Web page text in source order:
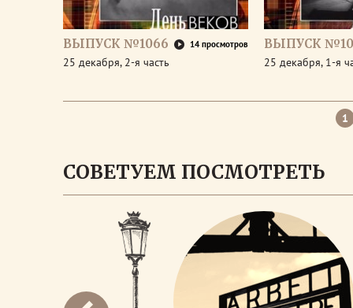
ВЫПУСК №1066 14 просмотров
25 декабря, 2-я часть
ВЫПУСК
25 декабря, 1-я
1
СОВЕТУЕМ ПОСМОТРЕТЬ